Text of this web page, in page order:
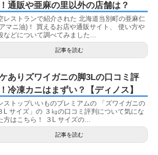
通販や亜麻の里以外の店舗は？
レストランで紹介された 北海道当別町の亜麻仁
マニ油)！ 買えるお店や通販サイト、 使い方や
などについて調べてみました...
記事を読む
ありズワイガニの脚3Lの口コミ評
冷凍カニはまずい？【ディノス】
ストップいいものプレミアムの 「ズワイガニの
L サイズ」の ３㎏の口コミ評判について気にな
方はこちら！ ３L サイズの...
記事を読む